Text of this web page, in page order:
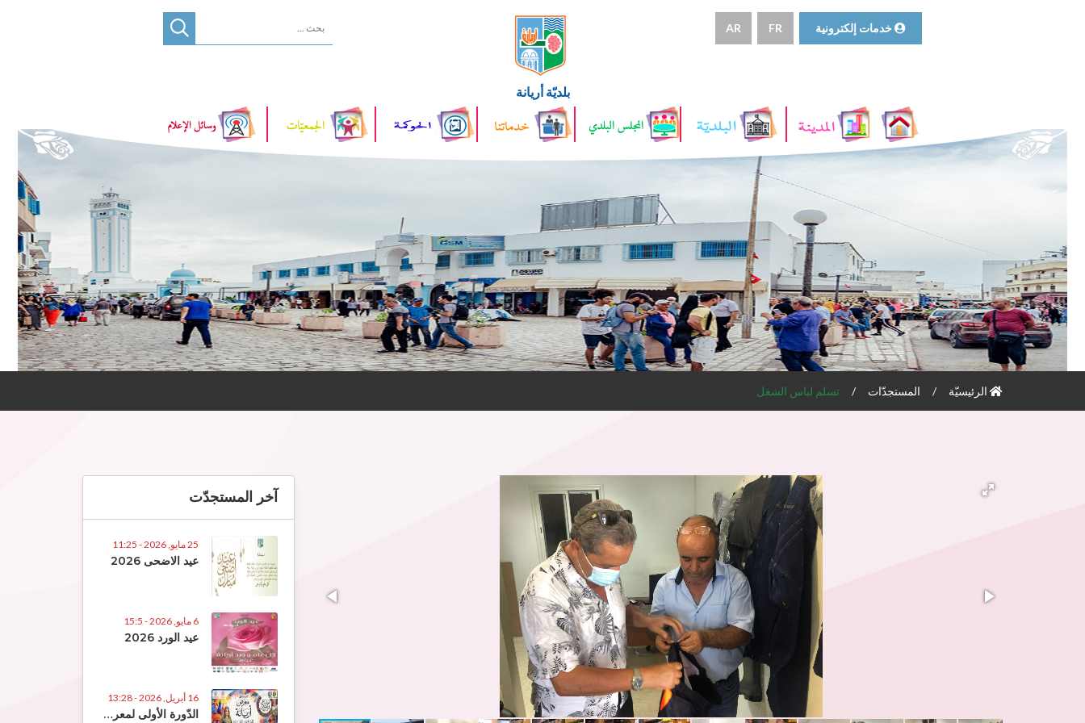
بلديّة أريانة
خدمات إلكترونية FR
AR
الرئيسيّة المستجدّات تسلم لباس الشغل
آخر المستجدّت
25 مايو, 2026 - 11:25
عيد الاضحى 2026
6 مايو, 2026 - 15:5
عيد الورد 2026
16 أبريل, 2026 - 13:28
الدّورة الأولى لمعرض الصّناعات التّقلييديّة